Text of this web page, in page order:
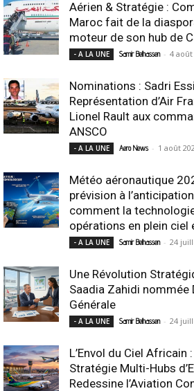
Aérien & Stratégie :
Maroc fait de la
moteur de son hub de
- A LA UNE Samir Belhassen - 4 août
Nominations : Sadri
Représentation d’Air
Lionel Rault aux
ANSCO
- A LA UNE Aero News - 1 août
Météo aéronautique
prévision à
comment la
opérations en plein ciel
- A LA UNE Samir Belhassen - 24
Une Révolution
Saadia Zahidi nommée
Générale
- A LA UNE Samir Belhassen - 24
L’Envol du Ciel Africain
Stratégie Multi-Hubs
Redessine l’Aviation